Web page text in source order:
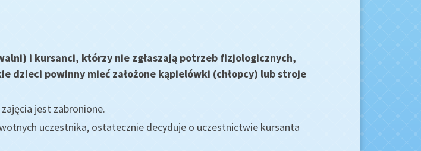
i kursanci, którzy nie zgłaszają potrzeb fizjologicznych,
dzieci powinny mieć założone kąpielówki (chłopcy) lub stroje
jest zabronione.
uczestnika, ostatecznie decyduje o uczestnictwie kursanta